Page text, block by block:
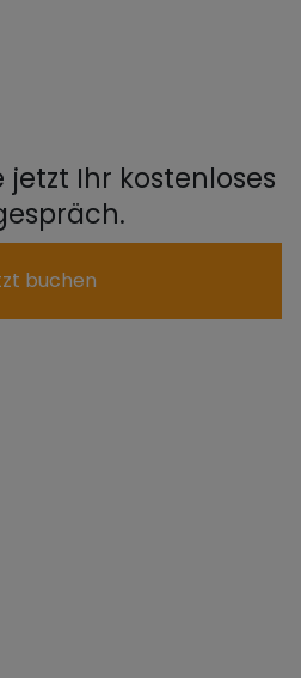
jetzt Ihr kostenloses
buchen